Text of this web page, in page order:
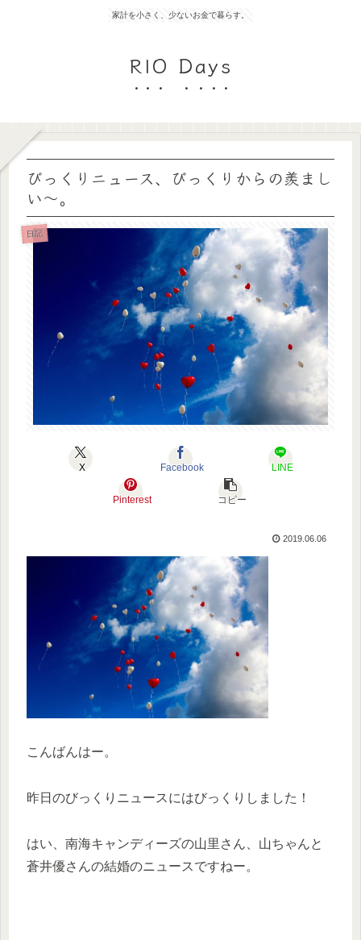
家計を小さく、少ないお金で暮らす。
RIO Days
びっくりニュース、びっくりからの羨まし
い〜。
日記
X Facebook LINE
Pinterest コピー
2019.06.06
こんばんはー。
昨日のびっくりニュースにはびっくりしました！
はい、南海キャンディーズの山里さん、山ちゃんと
蒼井優さんの結婚のニュースですねー。